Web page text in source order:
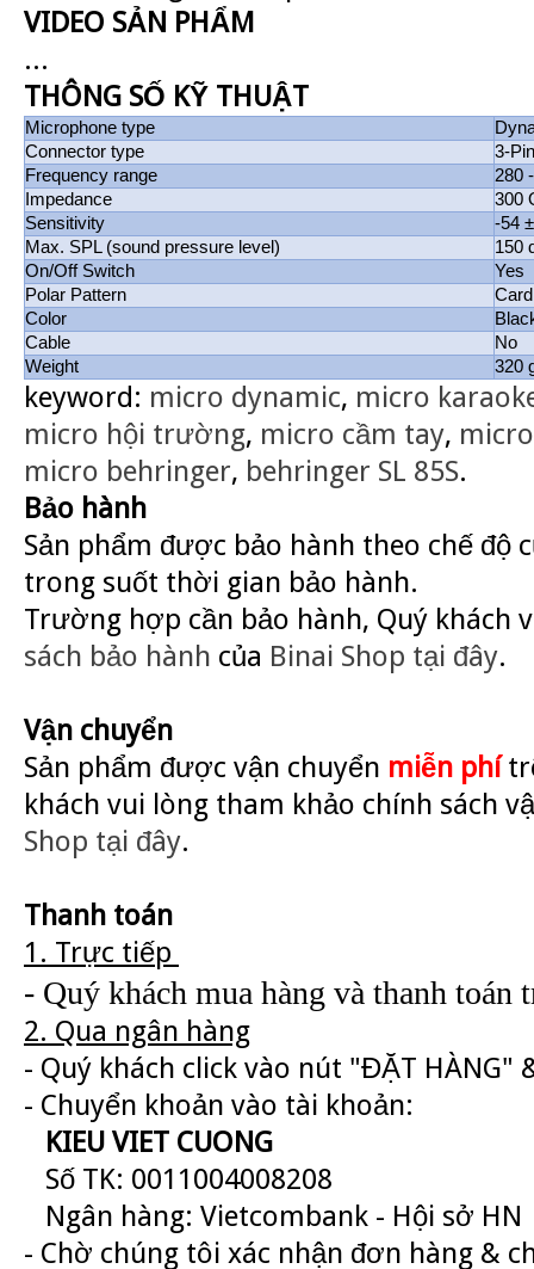
VIDEO SẢN PHẨM
...
THÔNG SỐ KỸ THUẬT
Microphone type
Connector type
3-
Frequency range
280
Impedance
300
Sensitivity
-54
Max. SPL (sound pressure level)
150
On/Off Switch
Yes
Polar Pattern
Color
Cable
No
Weight
320
keyword: micro dynamic, micro
micro hội trường, micro cầm tay,
micro behringer, behringer SL 85S.
Bảo hành
Sản phẩm được bảo hành theo chế độ
trong suốt thời gian bảo hành.
Trường hợp cần bảo hành, Quý khách
sách bảo hành của Binai Shop tại đây.
Vận chuyển
Sản phẩm được vận chuyển miễn phí
khách vui lòng tham khảo chính sách
Shop tại đây.
Thanh toán
1. Trực tiếp
- Quý khách mua hàng và thanh toán
2. Qua ngân hàng
- Quý khách click vào nút "ĐẶT HÀNG"
- Chuyển khoản vào tài khoản:
KIEU VIET CUONG
Số TK: 0011004008208
Ngân hàng: Vietcombank - Hội sở HN
- Chờ chúng tôi xác nhận đơn hàng &